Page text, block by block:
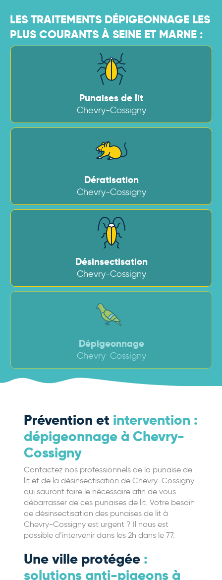
LES TRAITEMENTS DÉPIGEONNAGE LES
PLUS COURANTS À SEINE ET MARNE :
Punaises de lit
Chevry-Cossigny
Dératisation
Chevry-Cossigny
Désinsectisation
Chevry-Cossigny
Dépigeonnage
Chevry-Cossigny
Prévention et intervention :
dépigeonnage à Chevry-
Cossigny
Contactez nos professionnels de la punaise de
lit et de la désinsectisation de Chevry-Cossigny
qui sauront faire le nécessaire afin de vous
débarrasser de ces punaises de lit. Votre besoin
de désinsectisation des punaises de lit à
Chevry-Cossigny est urgent ? Il nous est
possible d’intervenir dans les 2h dans le 77.
Une ville protégée :
solutions anti-pigeons à